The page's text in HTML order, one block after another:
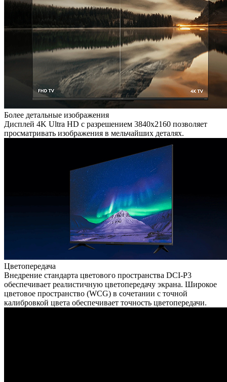
Более детальные изображения
Дисплей 4K Ultra HD с разрешением 3840х2160 позволяет
просматривать изображения в мельчайших деталях.
Цветопередача
Внедрение стандарта цветового пространства DCI-P3
обеспечивает реалистичную цветопередачу экрана. Широкое
цветовое пространство (WCG) в сочетании с точной
калибровкой цвета обеспечивает точность цветопередачи.